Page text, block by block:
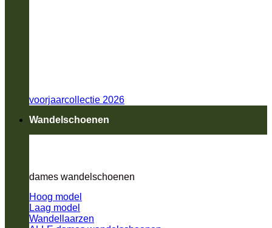
voorjaarcollectie 2026
Wandelschoenen
dames wandelschoenen
Hoog model
Laag model
Wandellaarzen